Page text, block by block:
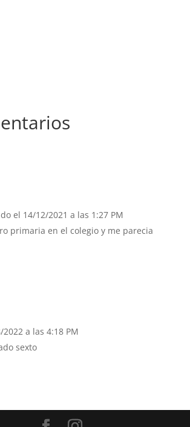
el 14/12/2021 a las 1:27 PM
primaria en el colegio y me parecia
a las 4:18 PM
sexto